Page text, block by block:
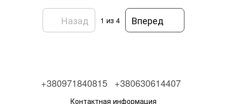
Назад 1 из 4 Вперед
+380971840815 +380630614407
Контактная информация